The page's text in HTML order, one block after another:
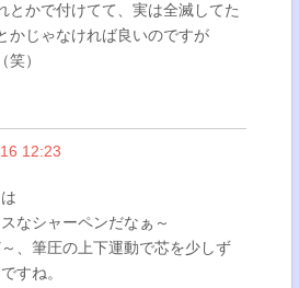
とかで付けてて、実は全滅してた
かじゃなければ良いのですが
（笑）
12:23
なシャーペンだなぁ～
、筆圧の上下運動で芯を少しず
すね。